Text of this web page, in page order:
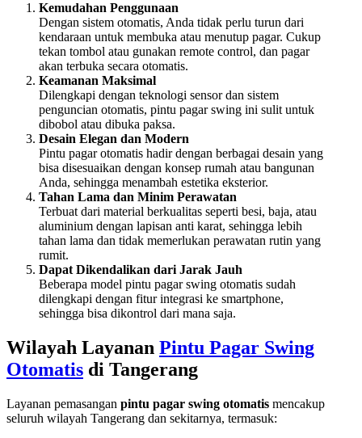
Kemudahan Penggunaan
Dengan sistem otomatis, Anda tidak perlu turun dari
kendaraan untuk membuka atau menutup pagar. Cukup
tekan tombol atau gunakan remote control, dan pagar
akan terbuka secara otomatis.
Keamanan Maksimal
Dilengkapi dengan teknologi sensor dan sistem
penguncian otomatis, pintu pagar swing ini sulit untuk
dibobol atau dibuka paksa.
Desain Elegan dan Modern
Pintu pagar otomatis hadir dengan berbagai desain yang
bisa disesuaikan dengan konsep rumah atau bangunan
Anda, sehingga menambah estetika eksterior.
Tahan Lama dan Minim Perawatan
Terbuat dari material berkualitas seperti besi, baja, atau
aluminium dengan lapisan anti karat, sehingga lebih
tahan lama dan tidak memerlukan perawatan rutin yang
rumit.
Dapat Dikendalikan dari Jarak Jauh
Beberapa model pintu pagar swing otomatis sudah
dilengkapi dengan fitur integrasi ke smartphone,
sehingga bisa dikontrol dari mana saja.
Wilayah Layanan Pintu Pagar Swing
Otomatis di Tangerang
Layanan pemasangan pintu pagar swing otomatis mencakup
seluruh wilayah Tangerang dan sekitarnya, termasuk: